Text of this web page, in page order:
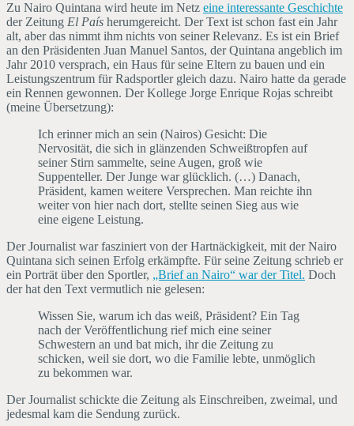
Zu Nairo Quintana wird heute im Netz eine interessante Geschichte
der Zeitung El País herumgereicht. Der Text ist schon fast ein Jahr
alt, aber das nimmt ihm nichts von seiner Relevanz. Es ist ein Brief
an den Präsidenten Juan Manuel Santos, der Quintana angeblich im
Jahr 2010 versprach, ein Haus für seine Eltern zu bauen und ein
Leistungszentrum für Radsportler gleich dazu. Nairo hatte da gerade
ein Rennen gewonnen. Der Kollege Jorge Enrique Rojas schreibt
(meine Übersetzung):
Ich erinner mich an sein (Nairos) Gesicht: Die
Nervosität, die sich in glänzenden Schweißtropfen auf
seiner Stirn sammelte, seine Augen, groß wie
Suppenteller. Der Junge war glücklich. (…) Danach,
Präsident, kamen weitere Versprechen. Man reichte ihn
weiter von hier nach dort, stellte seinen Sieg aus wie
eine eigene Leistung.
Der Journalist war fasziniert von der Hartnäckigkeit, mit der Nairo
Quintana sich seinen Erfolg erkämpfte. Für seine Zeitung schrieb er
ein Porträt über den Sportler, „Brief an Nairo“ war der Titel. Doch
der hat den Text vermutlich nie gelesen:
Wissen Sie, warum ich das weiß, Präsident? Ein Tag
nach der Veröffentlichung rief mich eine seiner
Schwestern an und bat mich, ihr die Zeitung zu
schicken, weil sie dort, wo die Familie lebte, unmöglich
zu bekommen war.
Der Journalist schickte die Zeitung als Einschreiben, zweimal, und
jedesmal kam die Sendung zurück.